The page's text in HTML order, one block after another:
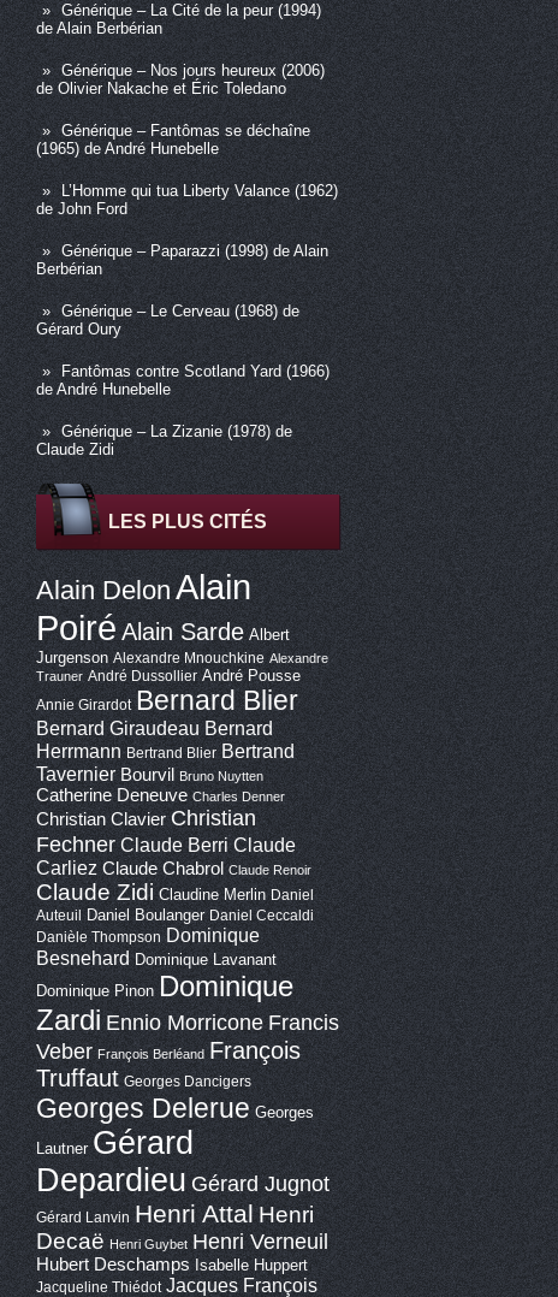
Générique – La Cité de la peur (1994)
de Alain Berbérian
Générique – Nos jours heureux (2006)
de Olivier Nakache et Éric Toledano
Générique – Fantômas se déchaîne
(1965) de André Hunebelle
L’Homme qui tua Liberty Valance (1962)
de John Ford
Générique – Paparazzi (1998) de Alain
Berbérian
Générique – Le Cerveau (1968) de
Gérard Oury
Fantômas contre Scotland Yard (1966)
de André Hunebelle
Générique – La Zizanie (1978) de
Claude Zidi
LES PLUS CITÉS
Alain DelonAlain
Poiré Alain Sarde Albert
Jurgenson Alexandre Mnouchkine Alexandre
Trauner André Dussollier André Pousse
Annie Girardot Bernard Blier
Bernard Giraudeau Bernard
Herrmann Bertrand Blier Bertrand
Tavernier Bourvil Bruno Nuytten
Catherine Deneuve Charles Denner
Christian Clavier Christian
Fechner Claude Berri Claude
Carliez Claude Chabrol Claude Renoir
Claude Zidi Claudine Merlin Daniel
Auteuil
Daniel Boulanger Daniel Ceccaldi
Danièle Thompson Dominique
Besnehard Dominique Lavanant
Dominique Pinon Dominique
Zardi Ennio Morricone Francis
Veber François Berléand François
Truffaut Georges Dancigers
Georges Delerue Georges
Lautner Gérard
Depardieu Gérard Jugnot
Gérard Lanvin Henri Attal Henri
Decaë Henri Guybet Henri Verneuil
Hubert Deschamps Isabelle Huppert
Jacqueline Thiédot Jacques François